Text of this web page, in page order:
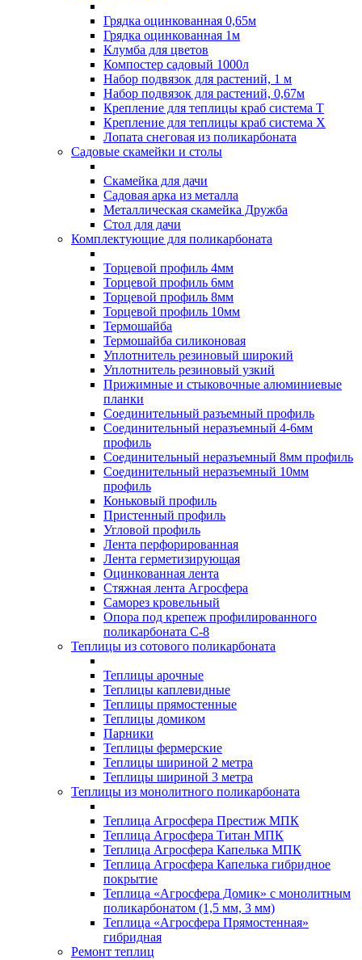
Грядка оцинкованная 0,65м
Грядка оцинкованная 1м
Клумба для цветов
Компостер садовый 1000л
Набор подвязок для растений, 1 м
Набор подвязок для растений, 0,67м
Крепление для теплицы краб система Т
Крепление для теплицы краб система Х
Лопата снеговая из поликарбоната
Садовые скамейки и столы
Скамейка для дачи
Садовая арка из металла
Металлическая скамейка Дружба
Стол для дачи
Комплектующие для поликарбоната
Торцевой профиль 4мм
Торцевой профиль 6мм
Торцевой профиль 8мм
Торцевой профиль 10мм
Термошайба
Термошайба силиконовая
Уплотнитель резиновый широкий
Уплотнитель резиновый узкий
Прижимные и стыковочные алюминиевые
планки
Соединительный разъемный профиль
Соединительный неразъемный 4-6мм
профиль
Соединительный неразъемный 8мм профиль
Соединительный неразъемный 10мм
профиль
Коньковый профиль
Пристенный профиль
Угловой профиль
Лента перфорированная
Лента герметизирующая
Оцинкованная лента
Стяжная лента Агросфера
Саморез кровельный
Опора под крепеж профилированного
поликарбоната С-8
Теплицы из сотового поликарбоната
Теплицы арочные
Теплицы каплевидные
Теплицы прямостенные
Теплицы домиком
Парники
Теплицы фермерские
Теплицы шириной 2 метра
Теплицы шириной 3 метра
Теплицы из монолитного поликарбоната
Теплица Агросфера Престиж МПК
Теплица Агросфера Титан МПК
Теплица Агросфера Капелька МПК
Теплица Агросфера Капелька гибридное
покрытие
Теплица «Агросфера Домик» с монолитным
поликарбонатом (1,5 мм, 3 мм)
Теплица «Агросфера Прямостенная»
гибридная
Ремонт теплиц